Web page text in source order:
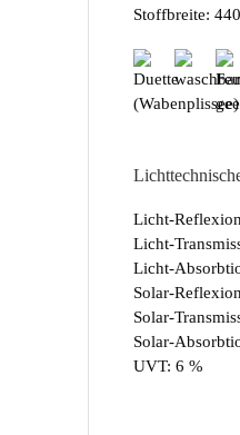
Stoffbreite:
Licht-
Licht-
Licht-
Solar-
Solar-
Solar-
UVT: 6 %